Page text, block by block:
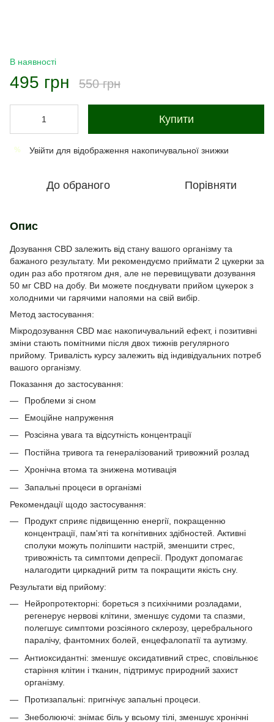
В наявності
495 грн 550 грн
Купити
% Увійти для відображення накопичувальної знижки
До обраного Порівняти
Опис
Дозування CBD залежить від стану вашого організму та
бажаного результату. Ми рекомендуємо приймати 2 цукерки за
один раз або протягом дня, але не перевищувати дозування
50 мг CBD на добу. Ви можете поєднувати прийом цукерок з
холодними чи гарячими напоями на свій вибір.
Метод застосування:
Мікродозування CBD має накопичувальний ефект, і позитивні
зміни стають помітними після двох тижнів регулярного
прийому. Тривалість курсу залежить від індивідуальних потреб
вашого організму.
Показання до застосування:
Проблеми зі сном
Емоційне напруження
Розсіяна увага та відсутність концентрації
Постійна тривога та генералізований тривожний розлад
Хронічна втома та знижена мотивація
Запальні процеси в організмі
Рекомендації щодо застосування:
Продукт сприяє підвищенню енергії, покращенню
концентрації, пам'яті та когнітивних здібностей. Активні
сполуки можуть поліпшити настрій, зменшити стрес,
тривожність та симптоми депресії. Продукт допомагає
налагодити циркадний ритм та покращити якість сну.
Результати від прийому:
Нейропротекторні: бореться з психічними розладами,
регенерує нервові клітини, зменшує судоми та спазми,
полегшує симптоми розсіяного склерозу, церебрального
паралічу, фантомних болей, енцефалопатії та аутизму.
Антиоксидантні: зменшує оксидативний стрес, сповільнює
старіння клітин і тканин, підтримує природний захист
організму.
Протизапальні: пригнічує запальні процеси.
Знеболюючі: знімає біль у всьому тілі, зменшує хронічні